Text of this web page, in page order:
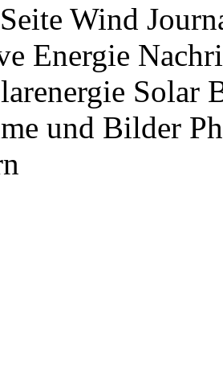
Wind
Energie
Solar
und Bilder